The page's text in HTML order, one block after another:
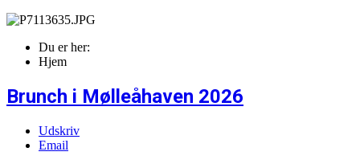
Du er her:
Hjem
Brunch i Mølleåhaven 2026
Udskriv
Email